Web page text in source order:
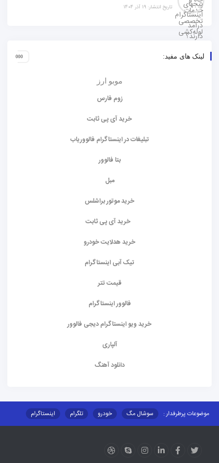
تاریخ انتشار: 19 آذر 1404
لینک های مفید:
موبو ارز
زوم فارس
خرید آی پی ثابت
تبلیغات در اینستاگرام فالووریاب
بتا فالوور
مبل
خرید موتور براشلس
خرید آی پی ثابت
خرید هدلایت خودرو
تیک آبی اینستاگرام
قیمت تتر
فالوور اینستاگرام
خرید ویو اینستاگرام دیجی فالوور
آلپاری
دانلود آهنگ
موضوعات پرطرفدار : سوشال مگ خودرو تلگرام
اینستاگرام